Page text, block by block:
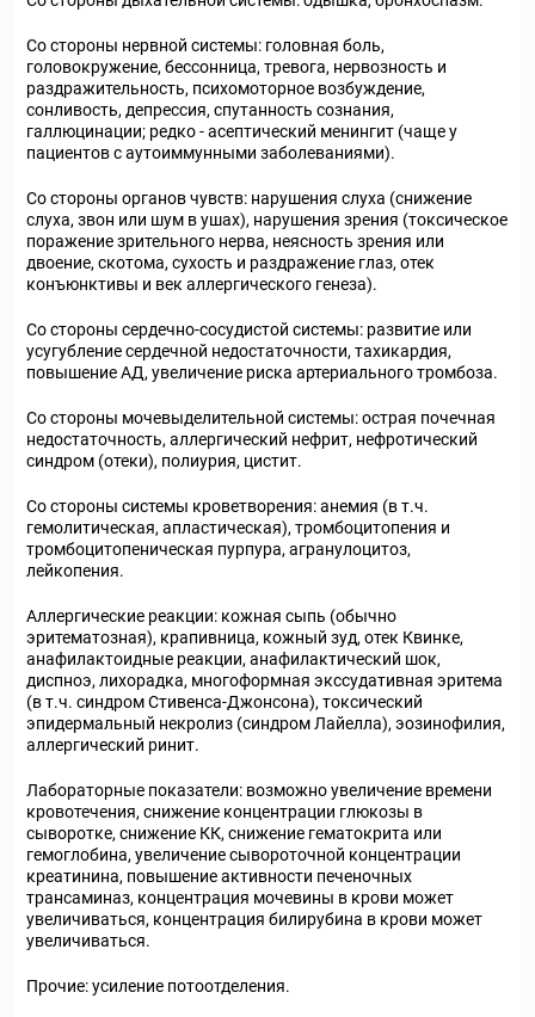
Со стороны нервной системы: головная боль,
головокружение, бессонница, тревога, нервозность и
раздражительность, психомоторное возбуждение,
сонливость, депрессия, спутанность сознания,
галлюцинации; редко - асептический менингит (чаще у
пациентов с аутоиммунными заболеваниями).
Со стороны органов чувств: нарушения слуха (снижение
слуха, звон или шум в ушах), нарушения зрения (токсическое
поражение зрительного нерва, неясность зрения или
двоение, скотома, сухость и раздражение глаз, отек
конъюнктивы и век аллергического генеза).
Со стороны сердечно-сосудистой системы: развитие или
усугубление сердечной недостаточности, тахикардия,
повышение АД, увеличение риска артериального тромбоза.
Со стороны мочевыделительной системы: острая почечная
недостаточность, аллергический нефрит, нефротический
синдром (отеки), полиурия, цистит.
Со стороны системы кроветворения: анемия (в т.ч.
гемолитическая, апластическая), тромбоцитопения и
тромбоцитопеническая пурпура, агранулоцитоз,
лейкопения.
Аллергические реакции: кожная сыпь (обычно
эритематозная), крапивница, кожный зуд, отек Квинке,
анафилактоидные реакции, анафилактический шок,
диспноэ, лихорадка, многоформная экссудативная эритема
(в т.ч. синдром Стивенса-Джонсона), токсический
эпидермальный некролиз (синдром Лайелла), эозинофилия,
аллергический ринит.
Лабораторные показатели: возможно увеличение времени
кровотечения, снижение концентрации глюкозы в
сыворотке, снижение КК, снижение гематокрита или
гемоглобина, увеличение сывороточной концентрации
креатинина, повышение активности печеночных
трансаминаз, концентрация мочевины в крови может
увеличиваться, концентрация билирубина в крови может
увеличиваться.
Прочие: усиление потоотделения.